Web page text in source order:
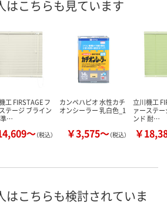
はこちらも見ています
工 FIRSTAGE フ
テージ ブライン
準…
～（税込）
カンペハピオ 水性カチ
オンシーラー 乳白色_1
￥3,575～（税込）
立川機工
ァーステー
ンド 耐…
￥
はこちらも検討されていま